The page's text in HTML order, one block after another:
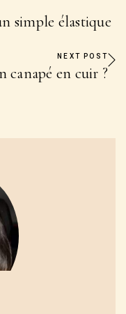
simple élastique
NEXT POST
canapé en cuir ?